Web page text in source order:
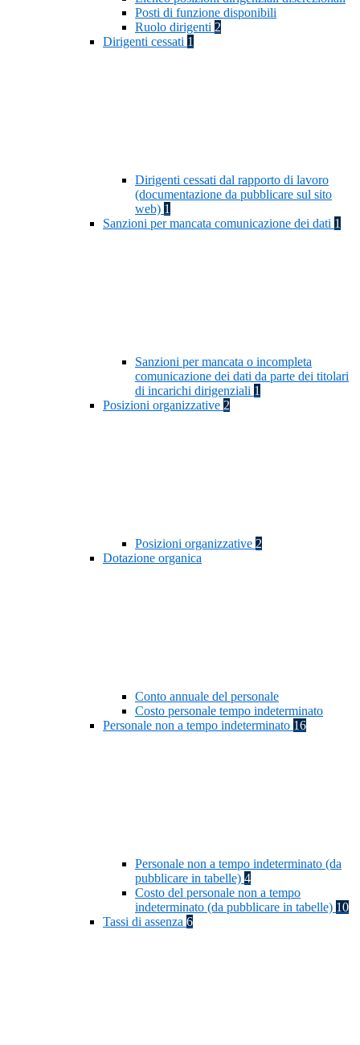
Posti di funzione disponibili
Ruolo dirigenti 2
Dirigenti cessati 1
Dirigenti cessati dal rapporto di lavoro
(documentazione da pubblicare sul sito
web) 1
Sanzioni per mancata comunicazione dei dati 1
Sanzioni per mancata o incompleta
comunicazione dei dati da parte dei titolari
di incarichi dirigenziali 1
Posizioni organizzative 2
Posizioni organizzative 2
Dotazione organica
Conto annuale del personale
Costo personale tempo indeterminato
Personale non a tempo indeterminato 16
Personale non a tempo indeterminato (da
pubblicare in tabelle) 4
Costo del personale non a tempo
indeterminato (da pubblicare in tabelle) 10
Tassi di assenza 6